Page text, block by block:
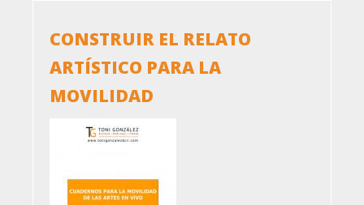
CONSTRUIR EL RELATO
ARTÍSTICO PARA LA
MOVILIDAD